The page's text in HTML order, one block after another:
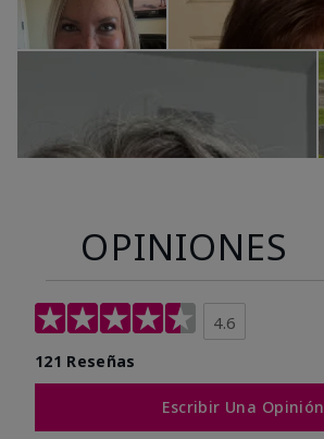
OPINIONES
4.6
121 Reseñas
Escribir Una Opinión